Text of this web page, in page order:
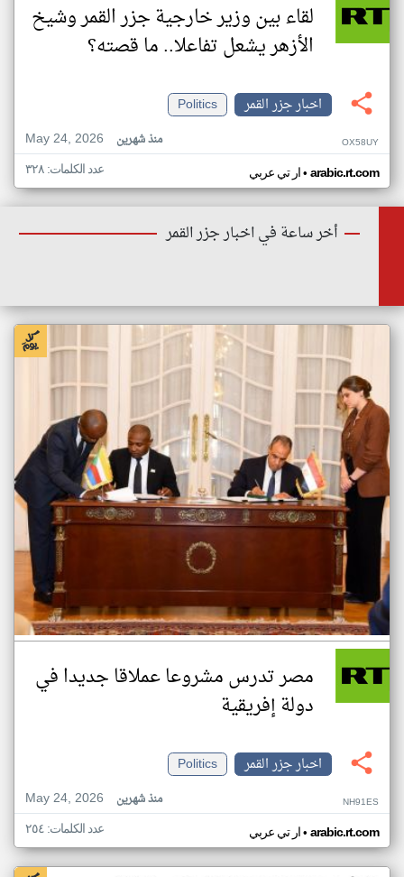
لقاء بين وزير خارجية جزر القمر وشيخ
الأزهر يشعل تفاعلا.. ما قصته؟
اخبار جزر القمر
Politics
May 24, 2026
منذ شهرين OX58UY
ار تي عربي• arabic.rt.com عدد الكلمات: ٣٢٨
أخر ساعة في اخبار جزر القمر
مصر تدرس مشروعا عملاقا جديدا في
دولة إفريقية
اخبار جزر القمر
Politics
May 24, 2026
منذ شهرين NH91ES
ار تي عربي• arabic.rt.com عدد الكلمات: ٢٥٤